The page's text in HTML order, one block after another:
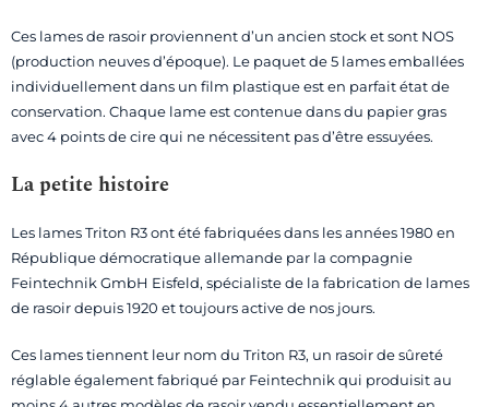
Ces lames de rasoir proviennent d’un ancien stock et sont NOS
(production neuves d’époque). Le paquet de 5 lames emballées
individuellement dans un film plastique est en parfait état de
conservation. Chaque lame est contenue dans du papier gras
avec 4 points de cire qui ne nécessitent pas d’être essuyées.
La petite histoire
Les lames Triton R3 ont été fabriquées dans les années 1980 en
République démocratique allemande par la compagnie
Feintechnik GmbH Eisfeld, spécialiste de la fabrication de lames
de rasoir depuis 1920 et toujours active de nos jours.
Ces lames tiennent leur nom du Triton R3, un rasoir de sûreté
réglable également fabriqué par Feintechnik qui produisit au